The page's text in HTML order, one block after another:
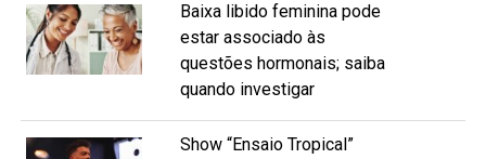
Baixa libido feminina pode
estar associado às
questões hormonais; saiba
quando investigar
Show “Ensaio Tropical”